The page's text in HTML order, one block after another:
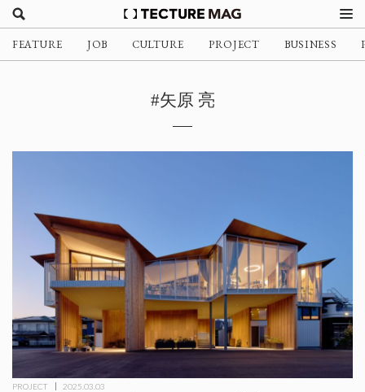
FEATURE JOB CULTURE PROJECT BUSINESS
#矢原 亮
PROJECT 2025.03.03